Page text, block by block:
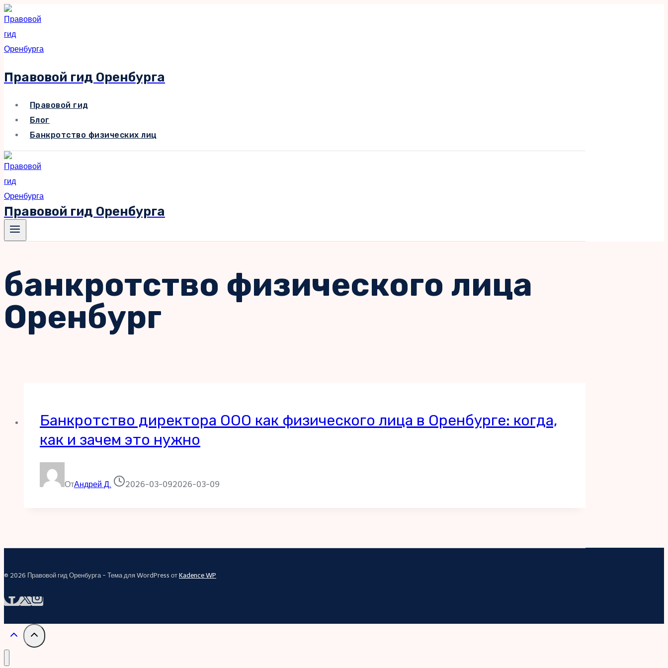
Перейти
к
содержимому
Правовой гид Оренбурга
Правовой гид
Блог
Банкротство физических лиц
Правовой гид Оренбурга
банкротство физического лица
Оренбург
Банкротство директора ООО как физического лица в Оренбурге: когда,
как и зачем это нужно
ОтАндрей Д. 2026-03-092026-03-09
© 2026 Правовой гид Оренбурга - Тема для WordPress от Kadence WP